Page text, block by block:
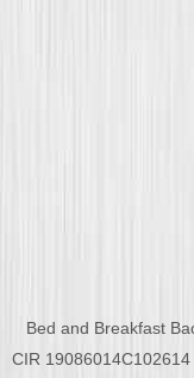
Bed and Breakfast
CIR